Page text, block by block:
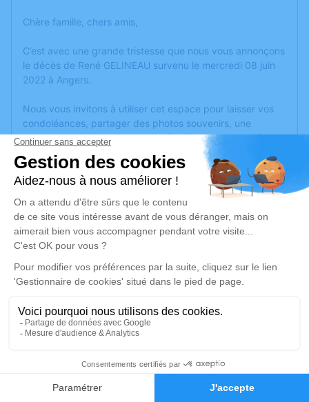
Faire-part Hommages
Chère famille, chers amis,
C’est avec une grande tristesse que nous vous annonçons
le décès de René GELINEAU survenu le mercredi 08 juin
2022 à Angers.
Nous vous invitons à utiliser cet espace pour laisser vos
condoléances, partager des photos souvenirs, une
anecdote ou exprimer vos pensées à travers des poèmes
ou des textes. Cet endroit est un lieu d'expression dédié à
honorer la mémoire de René GELINEAU.
Un service de plantation d’arbre hommage estdisponible
samedi 11 juin 2022 à 15h00
Eglise Saint Gilles d'Avrille
49240 Avrille
Je rends hommage